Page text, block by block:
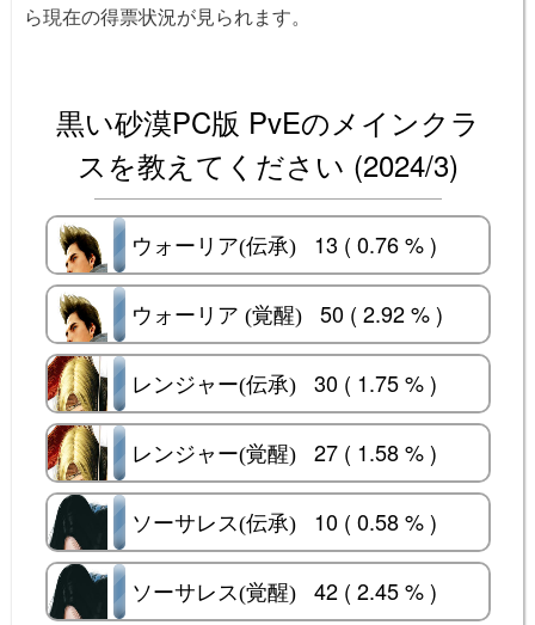
ら現在の得票状況が見られます。
黒い砂漠PC版 PvEのメインクラ
スを教えてください (2024/3)
ウォーリア(伝承)
ウォーリア(伝承) 13 ( 0.76 % )
ウォーリア (覚醒)
ウォーリア (覚醒) 50 ( 2.92 % )
レンジャー(伝承)
レンジャー(伝承) 30 ( 1.75 % )
レンジャー(覚醒)
レンジャー(覚醒) 27 ( 1.58 % )
ソーサレス(伝承)
ソーサレス(伝承) 10 ( 0.58 % )
ソーサレス(覚醒)
ソーサレス(覚醒) 42 ( 2.45 % )